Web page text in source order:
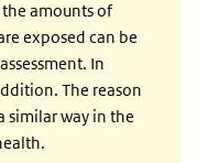
amounts of
exposed can be
In
The reason
similar way in the